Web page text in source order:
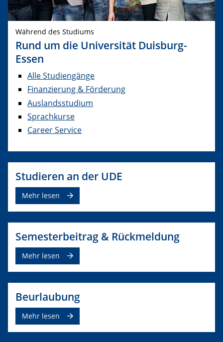
Während des Studiums
Rund um die Universität Duisburg-
Essen
Alle Studiengänge
Finanzierung & Förderung
Auslandsstudium
Sprachkurse
Career Service
Studieren an der UDE
Mehr lesen
Semesterbeitrag & Rückmeldung
Mehr lesen
Beurlaubung
Mehr lesen